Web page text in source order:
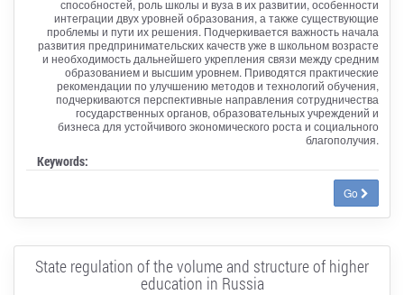
способностей, роль школы и вуза в их развитии, особенности
интеграции двух уровней образования, а также существующие
проблемы и пути их решения. Подчеркивается важность начала
развития предпринимательских качеств уже в школьном возрасте
и необходимость дальнейшего укрепления связи между средним
образованием и высшим уровнем. Приводятся практические
рекомендации по улучшению методов и технологий обучения,
подчеркиваются перспективные направления сотрудничества
государственных органов, образовательных учреждений и
бизнеса для устойчивого экономического роста и социального
благополучия.
Keywords:
Go
State regulation of the volume and structure of higher
education in Russia